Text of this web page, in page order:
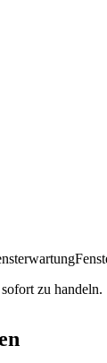
zu handeln.